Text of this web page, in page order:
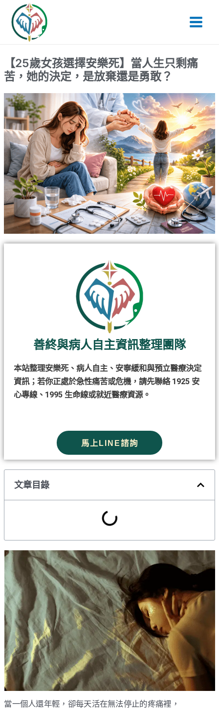
容
Menu
【25歲女孩選擇安樂死】當人生只剩痛
苦，她的決定，是放棄還是勇敢？
善終與病人自主資訊整理團隊
本站整理安樂死、病人自主、安寧緩和與預立醫療決定
資訊；若你正處於急性痛苦或危機，請先聯絡 1925 安
心專線、1995 生命線或就近醫療資源。
馬上LINE諮詢
文章目錄
當一個人還年輕，卻每天活在無法停止的疼痛裡，